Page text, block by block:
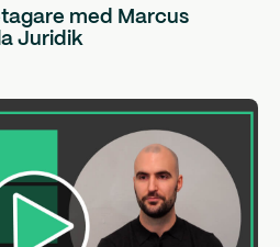
med Marcus
Juridik